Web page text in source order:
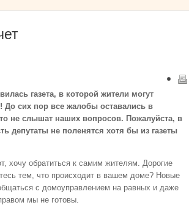
газета, в которой жители могут
сих пор все жалобы оставались в
не слышат наших вопросов. Пожалуйста, в
депутаты не поленятся хотя бы из газеты
хочу обратиться к самим жителям. Дорогие
тем, что происходит в вашем доме? Новые
с домоуправлением на равных и даже
мы не готовы.